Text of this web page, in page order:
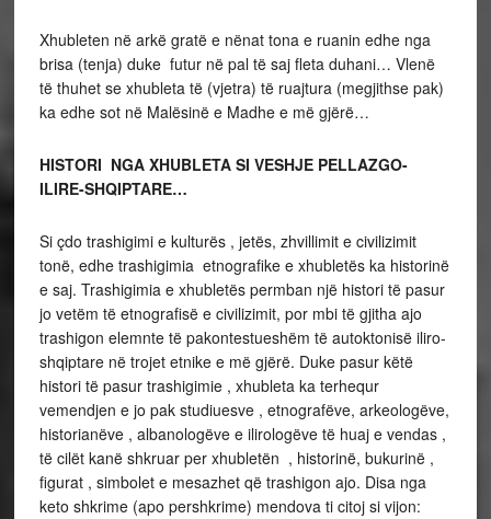
Xhubleten në arkë gratë e nënat tona e ruanin edhe nga
brisa (tenja) duke futur në pal të saj fleta duhani… Vlenë
të thuhet se xhubleta të (vjetra) të ruajtura (megjithse pak)
ka edhe sot në Malësinë e Madhe e më gjërë…
HISTORI NGA XHUBLETA SI VESHJE PELLAZGO-
ILIRE-SHQIPTARE…
Si çdo trashigimi e kulturës , jetës, zhvillimit e civilizimit
tonë, edhe trashigimia etnografike e xhubletës ka historinë
e saj. Trashigimia e xhubletës permban një histori të pasur
jo vetëm të etnografisë e civilizimit, por mbi të gjitha ajo
trashigon elemnte të pakontestueshëm të autoktonisë iliro-
shqiptare në trojet etnike e më gjërë. Duke pasur këtë
histori të pasur trashigimie , xhubleta ka terhequr
vemendjen e jo pak studiuesve , etnografëve, arkeologëve,
historianëve , albanologëve e ilirologëve të huaj e vendas ,
të cilët kanë shkruar per xhubletën , historinë, bukurinë ,
figurat , simbolet e mesazhet që trashigon ajo. Disa nga
keto shkrime (apo pershkrime) mendova ti citoj si vijon: